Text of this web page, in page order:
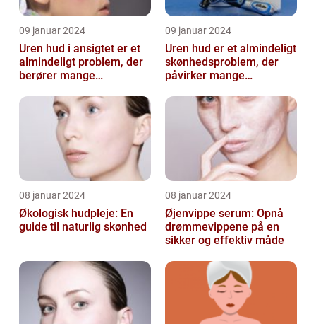
09 januar 2024
Uren hud i ansigtet er et
almindeligt problem, der
berører mange
09 januar 2024
Uren hud er et almindeligt
skønhedsproblem, der
påvirker mange
08 januar 2024
Økologisk hudpleje: En
guide til naturlig skønhed
08 januar 2024
Øjenvippe serum: Opnå
drømmevippene på en
sikker og effektiv måde